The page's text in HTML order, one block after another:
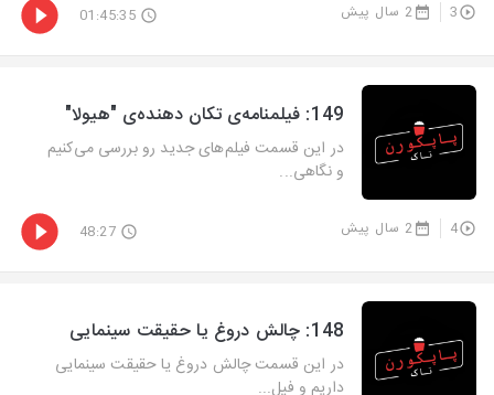
3 2 سال پیش 01:45:35
‫149: فیلمنامه‌ی تکان دهنده‌ی "هیولا"
در این قسمت فیلم‌های جدید رو بررسی می‌کنیم
و نگاهی...
4 2 سال پیش 48:27
‫148: چالش دروغ یا حقیقت سینمایی
در این قسمت چالش دروغ یا حقیقت سینمایی
داریم و فیل...